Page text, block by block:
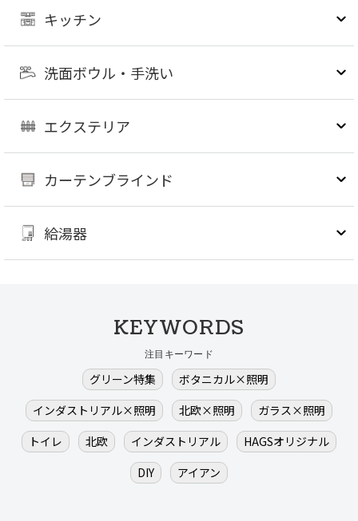
キッチン
洗面ボウル・手洗い
エクステリア
カーテンブラインド
給湯器
KEYWORDS
注目キーワード
グリーン特集
ボタニカル×照明
インダストリアル×照明
北欧×照明
ガラス×照明
トイレ
北欧 インダストリアル
HAGSオリジナル
DIY
アイアン